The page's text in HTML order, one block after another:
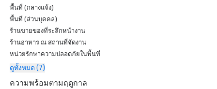
พื้นที่ (กลางแจ้ง)
พื้นที่ (ส่วนบุคคล)
ร้านขายของที่ระลึกหน้างาน
ร้านอาหาร ณ สถานที่จัดงาน
หน่วยรักษาความปลอดภัยในพื้นที่
ดูทั้งหมด (7)
ความพร้อมตามฤดูกาล